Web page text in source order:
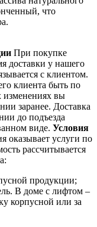
что
При покупке
доставки у нашего
с клиентом.
клиента быть по
изменениях вы
заранее. Доставка
до подъезда
виде. Условия
оказывает услуги по
рассчитывается
продукции;
В доме с лифтом –
корпусной или за